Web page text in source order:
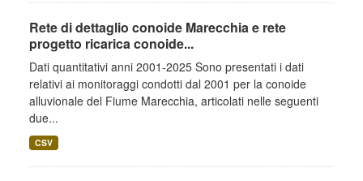
Rete di dettaglio conoide Marecchia e rete
progetto ricarica conoide...
Dati quantitativi anni 2001-2025 Sono presentati i dati
relativi ai monitoraggi condotti dal 2001 per la conoide
alluvionale del Fiume Marecchia, articolati nelle seguenti
due...
CSV